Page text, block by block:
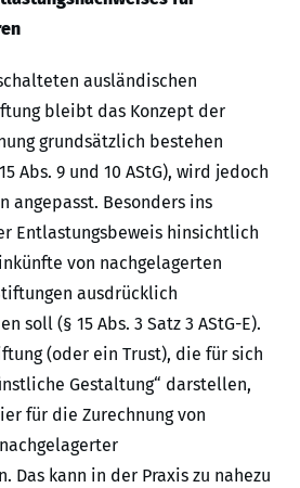
ausländischen
bleibt das Konzept der
grundsätzlich bestehen
Abs. 9 und 10 AStG), wird jedoch
angepasst. Besonders ins
Entlastungsbeweis hinsichtlich
von nachgelagerten
ausdrücklich
soll (§ 15 Abs. 3 Satz 3 AStG-E).
(oder ein Trust), die für sich
Gestaltung“ darstellen,
für die Zurechnung von
Das kann in der Praxis zu nahezu